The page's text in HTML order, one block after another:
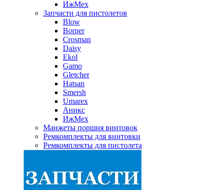
ИжМех
Запчасти для пистолетов
Blow
Borner
Crosman
Daisy
Ekol
Gamo
Gletcher
Hatsan
Smersh
Umarex
Аникс
ИжМех
Манжеты поршня винтовок
Ремкомплекты для винтовки
Ремкомплекты для пистолета